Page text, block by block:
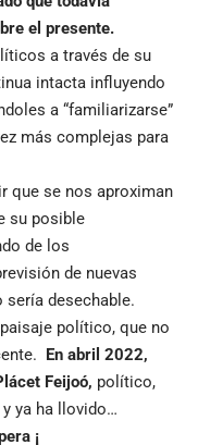
el presente.
a través de su
intacta influyendo
a “familiarizarse”
más complejas para
que se nos aproximan
su posible
de los
de nuevas
sería desechable.
político, que no
En abril 2022,
Feijoó, político,
ya ha llovido…
¡